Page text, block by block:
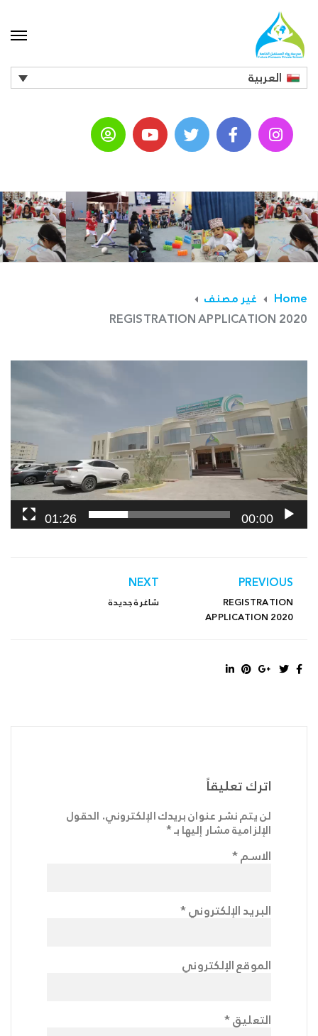
العربية
Home
غير مصنف
REGISTRATION APPLICATION 2020
مشغل
00:00
01:26
PREVIOUS
REGISTRATION
APPLICATION 2020
NEXT
شاغرة جديدة
اترك تعليقاً
لن يتم نشر عنوان بريدك الإلكتروني. الحقول
الإلزامية مشار إليها بـ*
الاسم*
البريد الإلكتروني*
الموقع الإلكتروني
التعليق*